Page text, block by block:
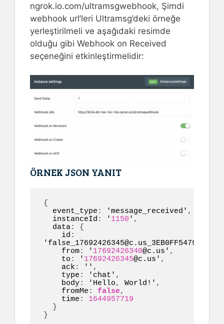
ngrok.io.com/ultramsgwebhook, Şimdi
webhook url’leri Ultramsg’deki örneğe
yerleştirilmeli ve aşağıdaki resimde
olduğu gibi Webhook on Received
seçeneğini etkinleştirmelidir:
ÖRNEK JSON YANIT
{
  event_type
: 'message_received' ,
  instanceId
: ' 1150 ' ,
  data
:
{
    id
:
    from
: ' 17692426340@c.us' ,
    to
: ' 17692426345@c.us' ,
    ack
: '' ,
    type
: 'chat' ,
    body
: 'Hello, World!' ,
    fromMe
: false,
    time
:
1644957719
}
}